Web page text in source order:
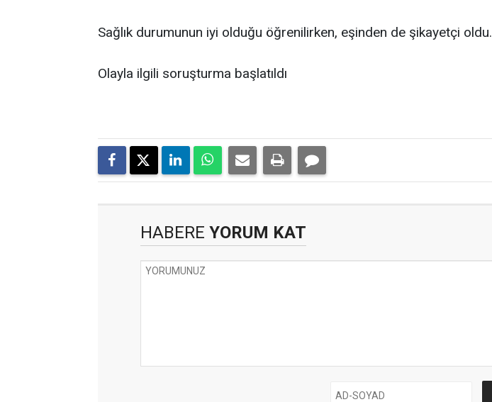
Sağlık durumunun iyi olduğu öğrenilirken, eşinden de şikayetçi oldu.
Olayla ilgili soruşturma başlatıldı
HABERE YORUM KAT